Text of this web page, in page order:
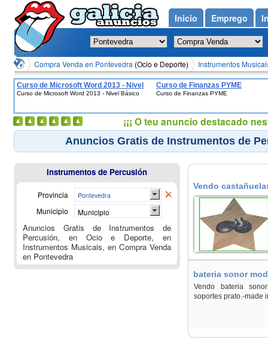
Compra Venda en Pontevedra (Ocio e Deporte) Instrumentos
Curso de Microsoft Word 2013 - Nivel
Básico
Curso de Microsoft Word 2013 - Nivel Básico
Curso de Finanzas PYME
Curso de Finanzas PYME
Anuncios Gratis de Instrumentos de
Vendo
bateria sonor
Vendo bateria sonor
soportes prato.-made
Instrumentos de Percusión
Provincia Pontevedra
Municipio Municipio
Anuncios Gratis de Instrumentos de
Percusión, en Ocio e Deporte, en
Instrumentos Musicais, en Compra Venda
en Pontevedra
Inicio Emprego
¡¡¡ O teu anuncio destacado